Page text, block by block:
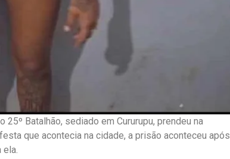
Batalhão, sediado em Cururupu, prendeu na
que acontecia na cidade, a prisão aconteceu após